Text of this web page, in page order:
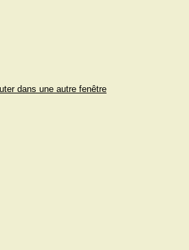
dans une autre fenêtre